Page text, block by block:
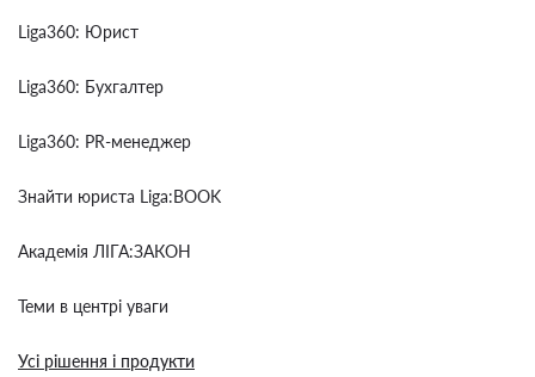
Liga360: Юрист
Liga360: Бухгалтер
Liga360: PR-менеджер
Знайти юриста Liga:BOOK
Академія ЛІГА:ЗАКОН
Теми в центрі уваги
Усі рішення і продукти